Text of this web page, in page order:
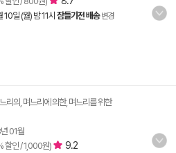
10일 (월) 밤 11시 잠들기전 배송 변경
리의, 며느리에 의한, 며느리를 위한
01월
할인 / 1,000원) 9.2